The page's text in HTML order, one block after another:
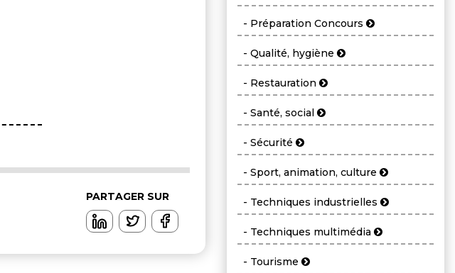
PARTAGER SUR
- Préparation Concours
- Qualité, hygiène
- Restauration
- Santé, social
- Sécurité
- Sport, animation, culture
- Techniques industrielles
- Techniques multimédia
- Tourisme